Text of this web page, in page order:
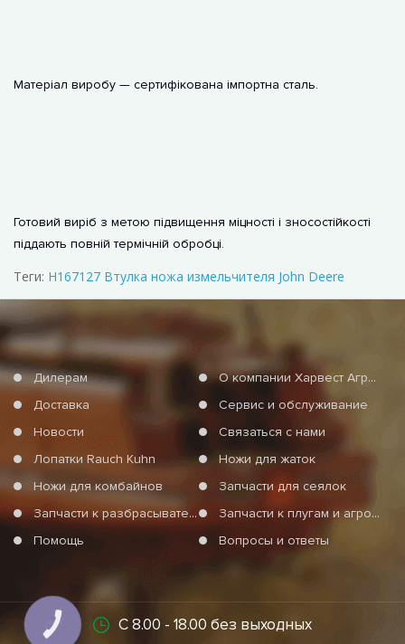
Матеріал виробу — сертифікована імпортна сталь.
Готовий виріб з метою підвищення міцності і зносостійкості
піддають повній термічній обробці.
Теги: H167127 Втулка ножа измельчителя John Deere
Дилерам
О компании Харвест Агро Груп
Доставка
Сервис и обслуживание
Новости
Связаться с нами
Лопатки Rauch Kuhn
Ножи для жаток
Ножи для комбайнов
Запчасти для сеялок
Запчасти к разбрасывателям минеральных удобрений
Запчасти к плугам и агротехнике
Помощь
Вопросы и ответы
С 8.00 - 18.00 без выходных
КНОПКА
СВЯЗИ